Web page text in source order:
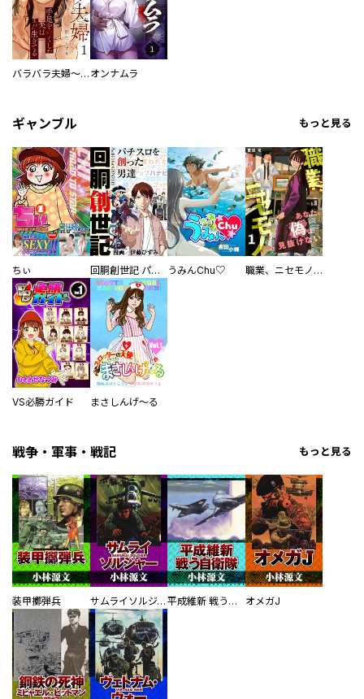
バラバラ夫婦～手足をなくした夫はまだ生きてる オンナムラ
ギャンブル もっと見る
ちぃ 回胴創世記 パチスロを創った男達 うみんChu♡ 職業、ニセモノ～あなたに偽は見抜けない【電子単行本版】
VS必勝ガイド まさしんげ～る
戦争・軍事・戦記 もっと見る
装甲擲弾兵 サムライソルジャー SAMURAI SOLDIER 平成維新 戦う自衛隊 オメガJ